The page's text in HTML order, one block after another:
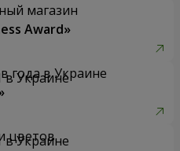
магазин
Award»
года в Украине
цветов